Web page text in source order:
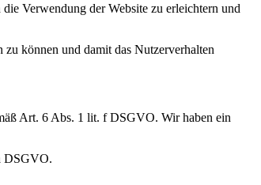
Verwendung der Website zu erleichtern und
zu können und damit das Nutzerverhalten
Art. 6 Abs. 1 lit. f DSGVO. Wir haben ein
DSGVO.